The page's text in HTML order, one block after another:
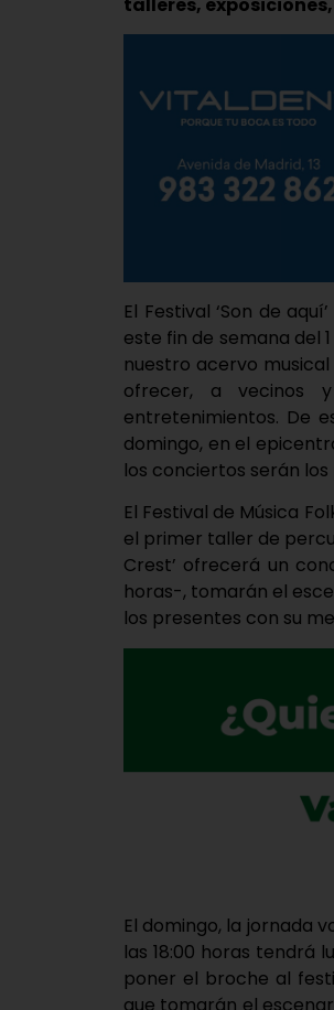
El Festival ‘Son de
este fin de semana del
nuestro acervo
ofrecer, a vecinos
entretenimientos. De
domingo, en el
los conciertos serán
El Festival de Música
el primer taller de
Crest’ ofrecerá un
horas-, tomarán el
los presentes con su
El domingo, la jornada
las 18:00 horas tendrá
poner el broche al
que tomarán el